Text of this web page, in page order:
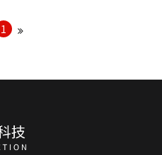
1